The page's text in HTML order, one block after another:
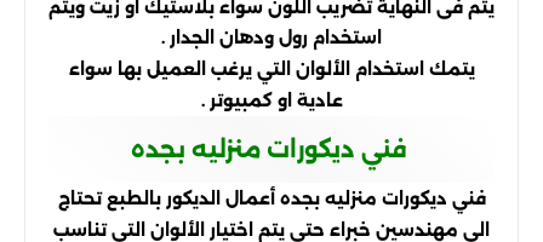
يتم فى النهاية تضريب اللون سواء بلاستيك او زيت ويتم
استخدام رول ودهان الجدار .
يتمك استخدام الألوان التي يرغب العميل بها سواء
عادية او كمبيوتر .
فني ديكورات منزليه بجده
فني ديكورات منزليه بجده أعمال الديكور بالطبع تحتاج
الى مهندسين خبراء حتى يتم اختيار الألوان التي تناسب